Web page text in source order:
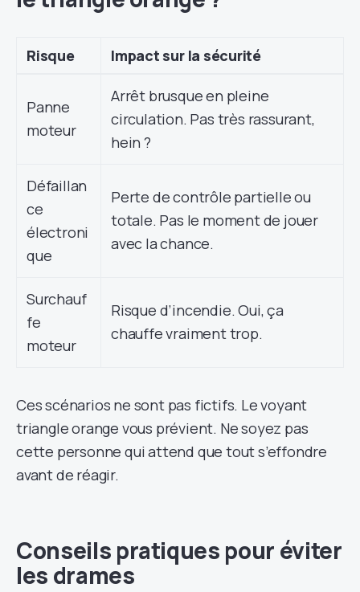
Risque Impact sur la sécurité
Panne
moteur
Arrêt brusque en pleine
circulation. Pas très rassurant,
hein ?
Défaillan
ce
électroni
que
Perte de contrôle partielle ou
totale. Pas le moment de jouer
avec la chance.
Surchauf
fe
moteur
Risque d’incendie. Oui, ça
chauffe vraiment trop.
Ces scénarios ne sont pas fictifs. Le voyant
triangle orange vous prévient. Ne soyez pas
cette personne qui attend que tout s’effondre
avant de réagir.
Conseils pratiques pour éviter
les drames